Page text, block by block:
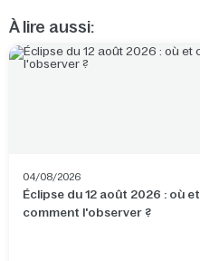
À lire aussi:
04/08/2026
Éclipse du 12 août 2026 : où et
comment l'observer ?